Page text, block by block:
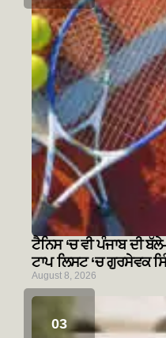
ਟੈਨਿਸ ‘ਚ ਵੀ ਪੰਜਾਬ ਦੀ
ਟਾਪ ਲਿਸਟ ‘ਚ ਗੁਰਸੇਵਕ
August 8, 2026